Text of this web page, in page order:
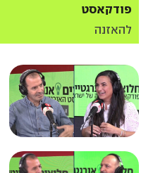
פודקאסט
להאזנה